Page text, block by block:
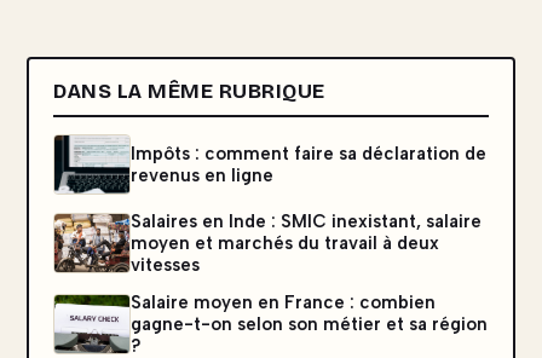
DANS LA MÊME RUBRIQUE
Impôts : comment faire sa déclaration de
revenus en ligne
Salaires en Inde : SMIC inexistant, salaire
moyen et marchés du travail à deux
vitesses
Salaire moyen en France : combien
gagne-t-on selon son métier et sa région
?